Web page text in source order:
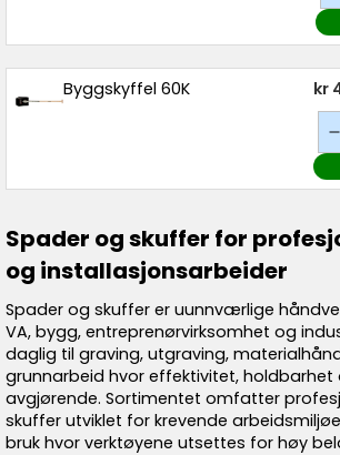
Byggskyffel 60K kr
Spader og skuffer for
og installasjonsarbeider
Spader og skuffer er uunnværlige
VA, bygg, entreprenørvirksomhet og
daglig til graving, utgraving,
grunnarbeid hvor effektivitet, holdbarhet
avgjørende. Sortimentet omfatter
skuffer utviklet for krevende
bruk hvor verktøyene utsettes for høy